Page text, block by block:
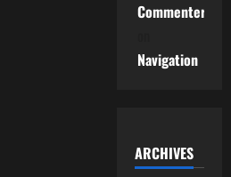
Commenter
Navigation
ARCHIVES